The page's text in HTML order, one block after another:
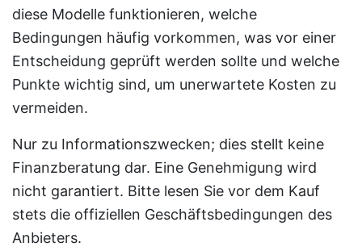
diese Modelle funktionieren, welche
Bedingungen häufig vorkommen, was vor einer
Entscheidung geprüft werden sollte und welche
Punkte wichtig sind, um unerwartete Kosten zu
vermeiden.
Nur zu Informationszwecken; dies stellt keine
Finanzberatung dar. Eine Genehmigung wird
nicht garantiert. Bitte lesen Sie vor dem Kauf
stets die offiziellen Geschäftsbedingungen des
Anbieters.